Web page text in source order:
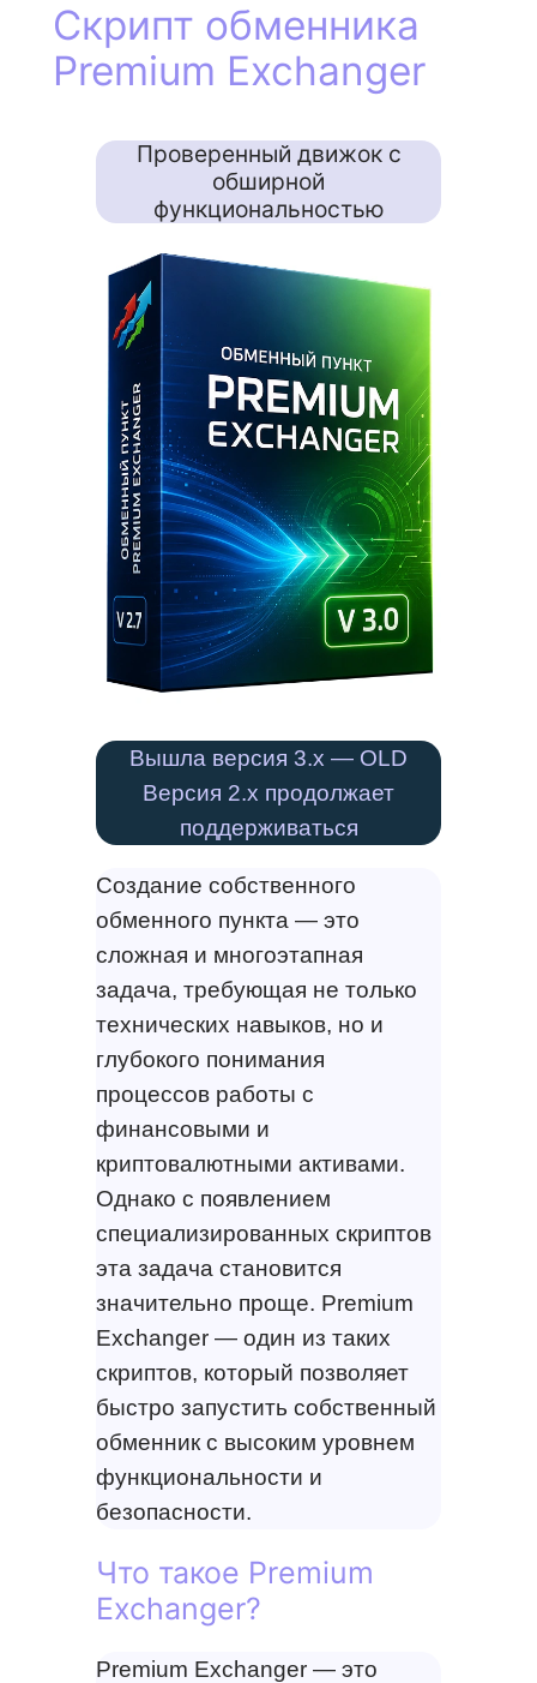
Скрипт обменника
Premium Exchanger
Проверенный движок с
обширной
функциональностью
Вышла версия 3.х — OLD
Версия 2.х продолжает
поддерживаться
Создание собственного
обменного пункта — это
сложная и многоэтапная
задача, требующая не только
технических навыков, но и
глубокого понимания
процессов работы с
финансовыми и
криптовалютными активами.
Однако с появлением
специализированных скриптов
эта задача становится
значительно проще. Premium
Exchanger — один из таких
скриптов, который позволяет
быстро запустить собственный
обменник с высоким уровнем
функциональности и
безопасности.
Что такое Premium
Exchanger?
Premium Exchanger — это